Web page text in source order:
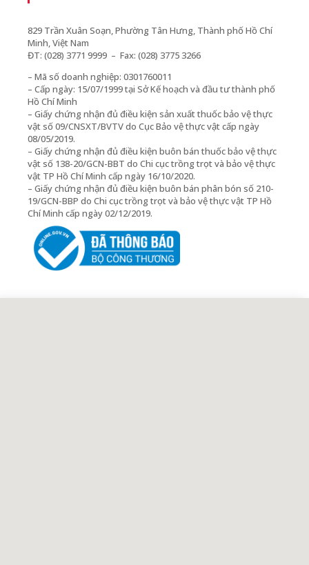
829 Trần Xuân Soạn, Phường Tân Hưng, Thành phố Hồ Chí
Minh, Việt Nam
ĐT: (028) 3771 9999 – Fax: (028) 3775 3266
– Mã số doanh nghiệp: 0301760011
– Cấp ngày: 15/07/1999 tại Sở Kế hoạch và đầu tư thành phố
Hồ Chí Minh
– Giấy chứng nhận đủ điều kiện sản xuất thuốc bảo vệ thực
vật số 09/CNSXT/BVTV do Cục Bảo vệ thực vật cấp ngày
08/05/2019.
– Giấy chứng nhận đủ điều kiện buôn bán thuốc bảo vệ thực
vật số 138-20/GCN-BBT do Chi cục trồng trọt và bảo vệ thực
vật TP Hồ Chí Minh cấp ngày 16/10/2020.
– Giấy chứng nhận đủ điều kiện buôn bán phân bón số 210-
19/GCN-BBP do Chi cục trồng trọt và bảo vệ thực vật TP Hồ
Chí Minh cấp ngày 02/12/2019.